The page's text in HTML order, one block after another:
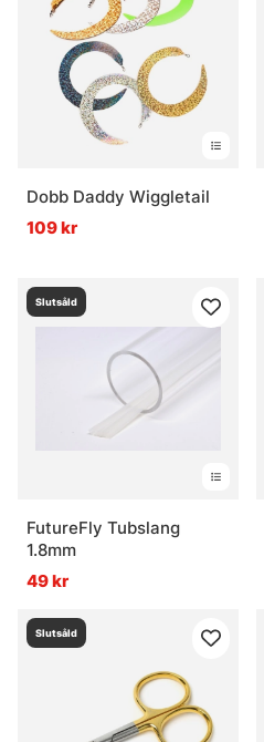
Dobb Daddy Wiggletail
109 kr
Slutsåld
FutureFly Tubslang
1.8mm
49 kr
Slutsåld